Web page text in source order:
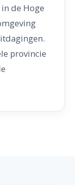
de Hoge
provincie